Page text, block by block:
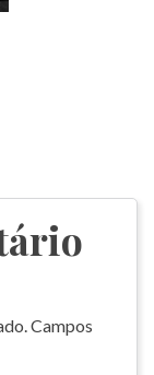
Campos